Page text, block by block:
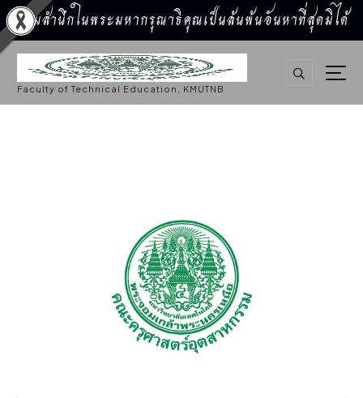
น้อมสำนึกในพระมหากรุณาธิคุณเป็นล้นพ้นอันหาที่สุดมิได้
S
k
o
Faculty of Technical Education, KMUTNB